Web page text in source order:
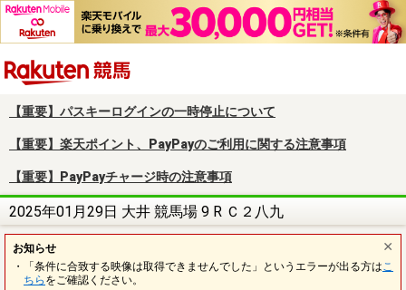
【重要】パスキーログインの一時停止について
【重要】楽天ポイント、PayPayのご利用に関する注意事項
【重要】PayPayチャージ時の注意事項
2025年01月29日 大井 競馬場 9 R Ｃ２八九
お知らせ
・「条件に合致する映像は取得できませんでした」というエラーが出る方は こ
ちら をご確認ください。